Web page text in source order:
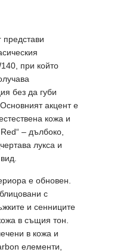
представи
при който
без да губи
акцент е
кожа и
– дълбоко,
лукса и
е обновен.
с
и сенниците
в същия тон.
в кожа и
елементи,